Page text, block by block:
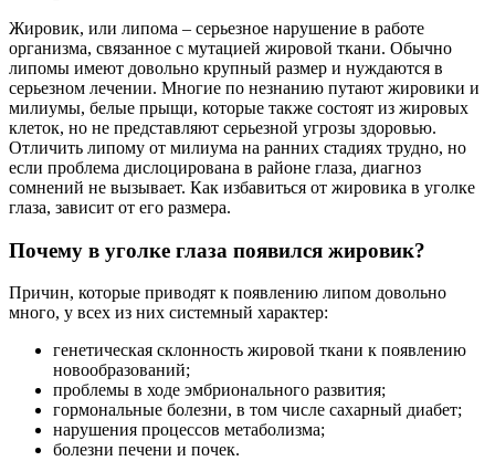
Жировик, или липома – серьезное нарушение в работе
организма, связанное с мутацией жировой ткани. Обычно
липомы имеют довольно крупный размер и нуждаются в
серьезном лечении. Многие по незнанию путают жировики и
милиумы, белые прыщи, которые также состоят из жировых
клеток, но не представляют серьезной угрозы здоровью.
Отличить липому от милиума на ранних стадиях трудно, но
если проблема дислоцирована в районе глаза, диагноз
сомнений не вызывает. Как избавиться от жировика в уголке
глаза, зависит от его размера.
Почему в уголке глаза появился жировик?
Причин, которые приводят к появлению липом довольно
много, у всех из них системный характер:
генетическая склонность жировой ткани к появлению
новообразований;
проблемы в ходе эмбрионального развития;
гормональные болезни, в том числе сахарный диабет;
нарушения процессов метаболизма;
болезни печени и почек.